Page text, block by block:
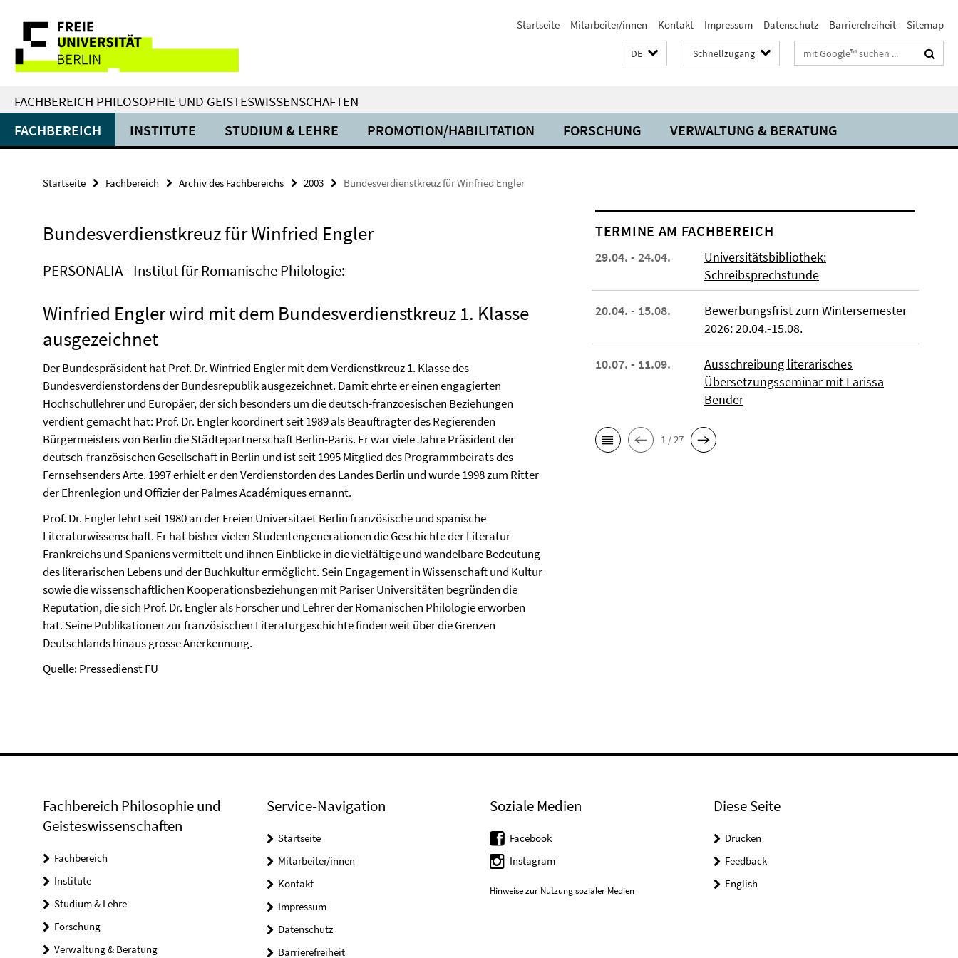
direkt
Inhalt
Service-
Navigation
Startseite Mitarbeiter/innen Kontakt Impressum Datenschutz Barrierefreiheit Sitemap
DE Schnellzugang Suchbegriffe
FACHBEREICH PHILOSOPHIE UND GEISTESWISSENSCHAFTEN
FACHBEREICH INSTITUTE STUDIUM & LEHRE PROMOTION/HABILITATION FORSCHUNG VERWALTUNG & BERATUNG
Startseite Fachbereich Archiv des Fachbereichs 2003 Bundesverdienstkreuz für Winfried Engler
Bundesverdienstkreuz für Winfried Engler
PERSONALIA - Institut für Romanische Philologie:
Winfried Engler wird mit dem Bundesverdienstkreuz 1. Klasse
ausgezeichnet
Der Bundespräsident hat Prof. Dr. Winfried Engler mit dem Verdienstkreuz 1. Klasse des
Bundesverdienstordens der Bundesrepublik ausgezeichnet. Damit ehrte er einen engagierten
Hochschullehrer und Europäer, der sich besonders um die deutsch-franzoesischen Beziehungen
verdient gemacht hat: Prof. Dr. Engler koordinert seit 1989 als Beauftragter des Regierenden
Bürgermeisters von Berlin die Städtepartnerschaft Berlin-Paris. Er war viele Jahre Präsident der
deutsch-französischen Gesellschaft in Berlin und ist seit 1995 Mitglied des Programmbeirats des
Fernsehsenders Arte. 1997 erhielt er den Verdienstorden des Landes Berlin und wurde 1998 zum Ritter
der Ehrenlegion und Offizier der Palmes Académiques ernannt.
Prof. Dr. Engler lehrt seit 1980 an der Freien Universitaet Berlin französische und spanische
Literaturwissenschaft. Er hat bisher vielen Studentengenerationen die Geschichte der Literatur
Frankreichs und Spaniens vermittelt und ihnen Einblicke in die vielfältige und wandelbare Bedeutung
des literarischen Lebens und der Buchkultur ermöglicht. Sein Engagement in Wissenschaft und Kultur
sowie die wissenschaftlichen Kooperationsbeziehungen mit Pariser Universitäten begründen die
Reputation, die sich Prof. Dr. Engler als Forscher und Lehrer der Romanischen Philologie erworben
hat. Seine Publikationen zur französischen Literaturgeschichte finden weit über die Grenzen
Deutschlands hinaus grosse Anerkennung.
Quelle: Pressedienst FU
TERMINE AM FACHBEREICH
29.04. - 24.04.
Universitätsbibliothek:
Schreibsprechstunde
20.04. - 15.08.
Bewerbungsfrist zum Wintersemester
2026: 20.04.-15.08.
10.07. - 11.09.
Ausschreibung literarisches
Übersetzungsseminar mit Larissa
Bender
1 / 27
Fachbereich Philosophie und
Geisteswissenschaften
Fachbereich
Institute
Studium & Lehre
Forschung
Verwaltung & Beratung
Service-Navigation
Startseite
Mitarbeiter/innen
Kontakt
Impressum
Datenschutz
Barrierefreiheit
Soziale Medien
Facebook
Instagram
Hinweise zur Nutzung sozialer Medien
Diese Seite
Drucken
Feedback
English